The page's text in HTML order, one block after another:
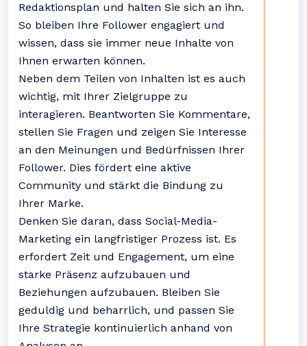
Redaktionsplan und halten Sie sich an ihn.
So bleiben Ihre Follower engagiert und
wissen, dass sie immer neue Inhalte von
Ihnen erwarten können.
Neben dem Teilen von Inhalten ist es auch
wichtig, mit Ihrer Zielgruppe zu
interagieren. Beantworten Sie Kommentare,
stellen Sie Fragen und zeigen Sie Interesse
an den Meinungen und Bedürfnissen Ihrer
Follower. Dies fördert eine aktive
Community und stärkt die Bindung zu
Ihrer Marke.
Denken Sie daran, dass Social-Media-
Marketing ein langfristiger Prozess ist. Es
erfordert Zeit und Engagement, um eine
starke Präsenz aufzubauen und
Beziehungen aufzubauen. Bleiben Sie
geduldig und beharrlich, und passen Sie
Ihre Strategie kontinuierlich anhand von